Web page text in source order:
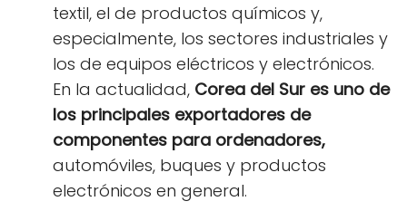
textil, el de productos químicos y,
especialmente, los sectores industriales y
los de equipos eléctricos y electrónicos.
En la actualidad, Corea del Sur es uno de
los principales exportadores de
componentes para ordenadores,
automóviles, buques y productos
electrónicos en general.